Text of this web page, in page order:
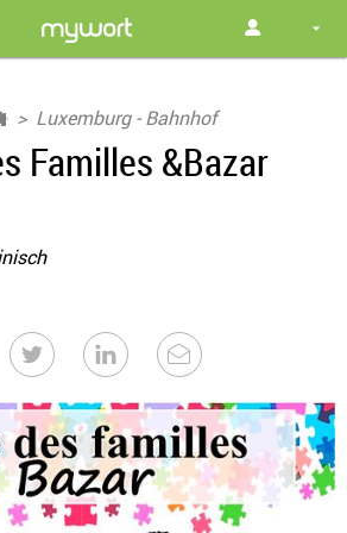
Luxemburg - Bahnhof
Familles &Bazar